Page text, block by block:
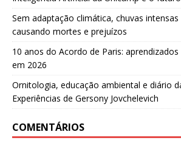
Sem adaptação climática, chuvas
causando mortes e prejuízos
10 anos do Acordo de Paris:
em 2026
Ornitologia, educação ambiental e diário
Experiências de Gersony Jovchelevich
COMENTÁRIOS